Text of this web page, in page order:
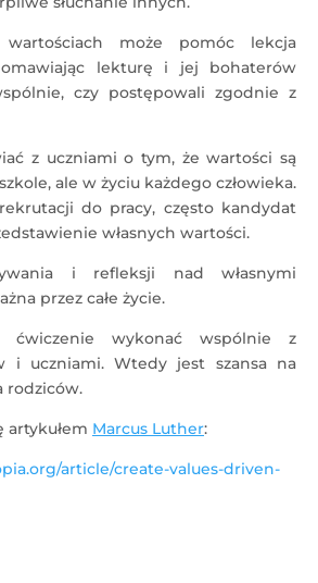
może pomóc lekcja
lekturę i jej bohaterów
czy postępowali zgodnie z
z uczniami o tym, że wartości są
ale w życiu każdego człowieka.
do pracy, często kandydat
własnych wartości.
i refleksji nad własnymi
przez całe życie.
ćwiczenie wykonać wspólnie z
i uczniami. Wtedy jest szansa na
rodziców.
artykułem Marcus Luther:
article/create-values-driven-